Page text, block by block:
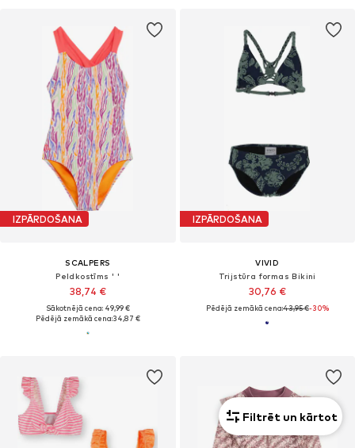
IZPĀRDOŠANA
SCALPERS
Peldkostīms ' '
38,74 €
Sākotnējā cena: 49,99 €
Pēdējā zemākā cena:34,87 €
IZPĀRDOŠANA
VIVID
Trijstūra formas Bikini
30,76 €
Pēdējā zemākā cena:43,95 €-30%
Filtrēt un kārtot